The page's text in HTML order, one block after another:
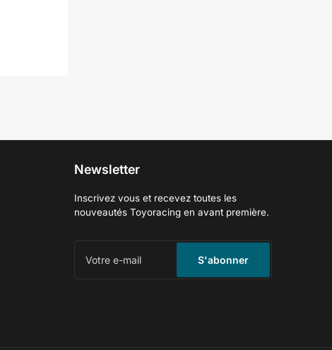
Newsletter
Inscrivez vous et recevez toutes les
nouveautés Toyoracing en avant première.
S'abonner